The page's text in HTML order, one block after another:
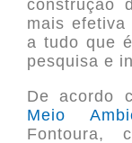
construção
mais
a tudo que
pesquisa e
De acordo
Meio
Fontoura,